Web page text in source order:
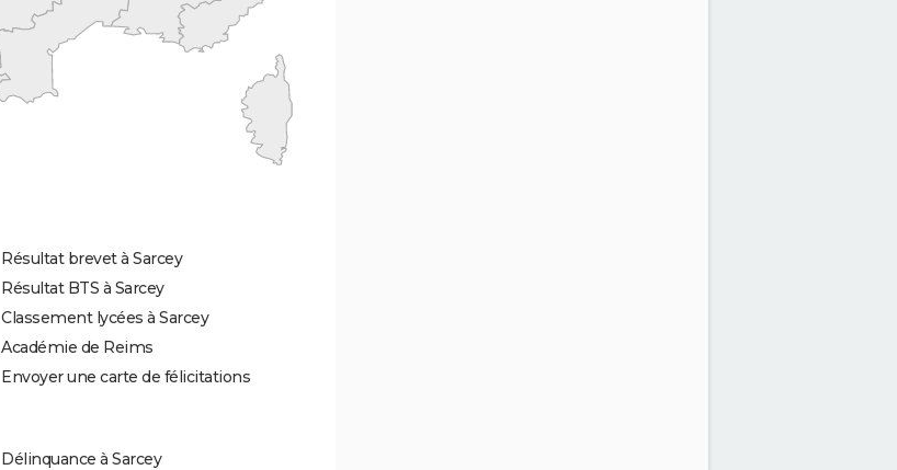
Résultat brevet à Sarcey
Résultat BTS à Sarcey
Classement lycées à Sarcey
Académie de Reims
Envoyer une carte de félicitations
Délinquance à Sarcey